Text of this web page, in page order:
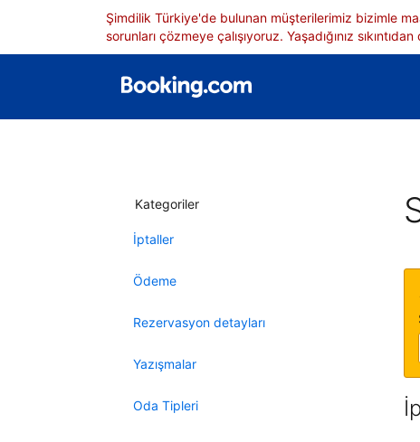
Şimdilik Türkiye'de bulunan müşterilerimiz bizimle
sorunları çözmeye çalışıyoruz. Yaşadığınız
Kategoriler
İptaller
Ödeme
Rezervasyon detayları
Yazışmalar
Oda Tipleri